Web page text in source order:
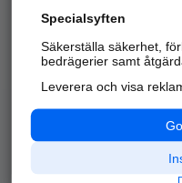
Alla kategorier
API & Kartor
Specialsyften
Säkerställa säkerhet,
bedrägerier samt
Leverera och visa